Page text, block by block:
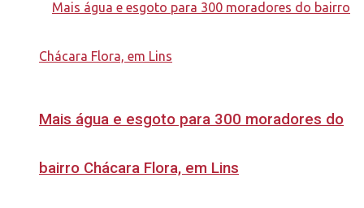
Mais água e esgoto para 300 moradores do
bairro Chácara Flora, em Lins